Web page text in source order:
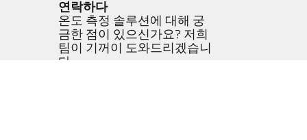
연락하다
온도 측정 솔루션에 대해 궁
금한 점이 있으신가요? 저희
팀이 기꺼이 도와드리겠습니
다.